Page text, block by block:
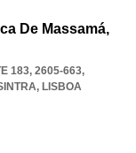
De Massamá,
183, 2605-663,
, LISBOA